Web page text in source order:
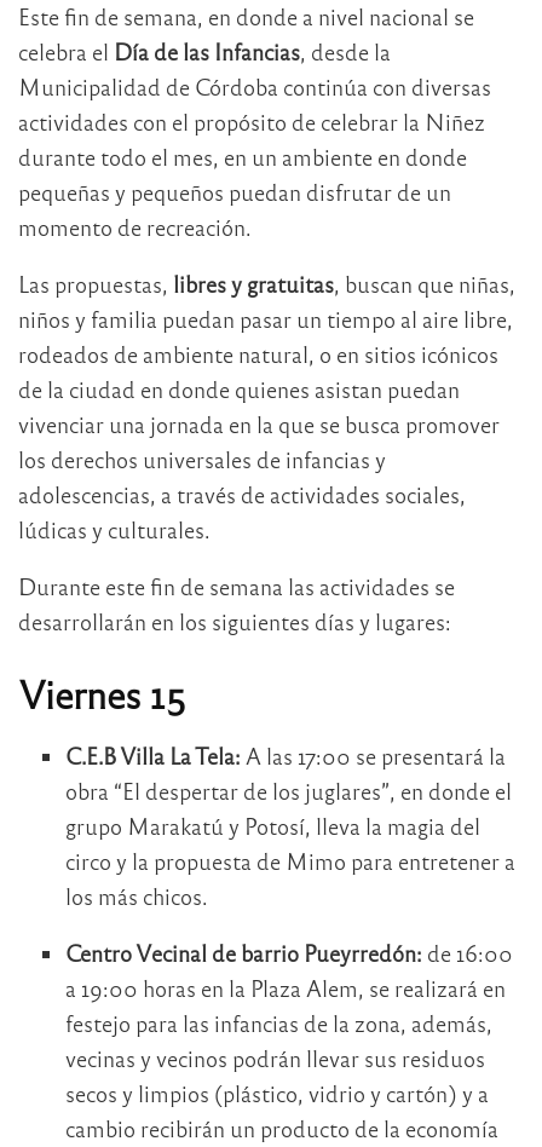
Este fin de semana, en donde a nivel nacional se
celebra el Día de las Infancias, desde la
Municipalidad de Córdoba continúa con diversas
actividades con el propósito de celebrar la Niñez
durante todo el mes, en un ambiente en donde
pequeñas y pequeños puedan disfrutar de un
momento de recreación.
Las propuestas, libres y gratuitas, buscan que niñas,
niños y familia puedan pasar un tiempo al aire libre,
rodeados de ambiente natural, o en sitios icónicos
de la ciudad en donde quienes asistan puedan
vivenciar una jornada en la que se busca promover
los derechos universales de infancias y
adolescencias, a través de actividades sociales,
lúdicas y culturales.
Durante este fin de semana las actividades se
desarrollarán en los siguientes días y lugares:
Viernes 15
C.E.B Villa La Tela: A las 17:00 se presentará la
obra “El despertar de los juglares”, en donde el
grupo Marakatú y Potosí, lleva la magia del
circo y la propuesta de Mimo para entretener a
los más chicos.
Centro Vecinal de barrio Pueyrredón: de 16:00
a 19:00 horas en la Plaza Alem, se realizará en
festejo para las infancias de la zona, además,
vecinas y vecinos podrán llevar sus residuos
secos y limpios (plástico, vidrio y cartón) y a
cambio recibirán un producto de la economía